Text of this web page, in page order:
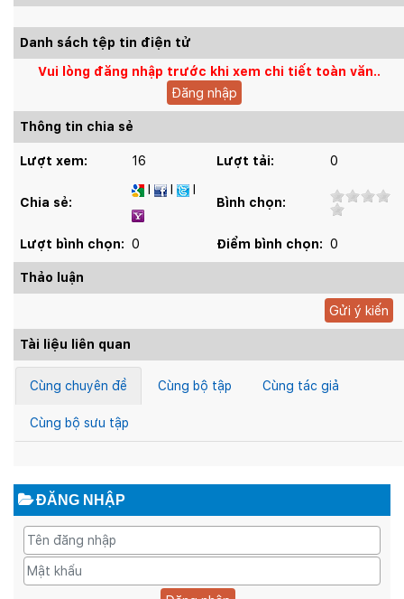
Danh sách tệp tin điện tử
Vui lòng đăng nhập trước khi xem chi tiết toàn văn..
Đăng nhập
Thông tin chia sẻ
Lượt xem: 16 Lượt tải: 0
Chia sẻ:
Bình chọn:
Lượt bình chọn: 0 Điểm bình chọn: 0
Thảo luận
Gửi ý kiến
Tài liệu liên quan
Cùng chuyên đề Cùng bộ tập Cùng tác giả
Cùng bộ sưu tập
ĐĂNG NHẬP